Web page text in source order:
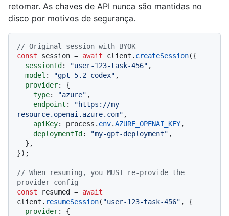
retomar. As chaves de API nunca são mantidas no
disco por motivos de segurança.
// Original session with BYOK
const session = await client. createSession({
sessionId : "user-123-task-456" ,
model : "gpt-5.2-codex" ,
provider: {
type: "azure" ,
endpoint :
"https://my-
resource.openai.azure.com" ,
apiKey: process. env.AZURE_OPENAI_KEY,
deploymentId : "my-gpt-deployment" ,
});
// When resuming, you MUST re-provide the
provider config
const resumed = await
client. resumeSession( "user-123-task-456" , {
provider: {